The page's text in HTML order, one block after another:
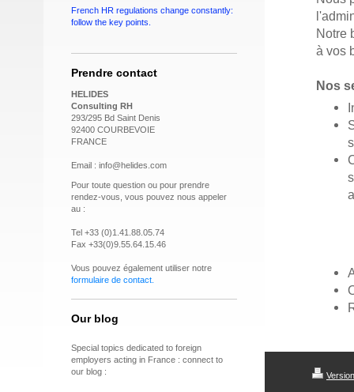
French HR regulations change constantly:
follow the key points.
Prendre contact
HELIDES
Consulting RH
293/295 Bd Saint Denis
92400 COURBEVOIE
FRANCE
Email : info@helides.com
Pour toute question ou pour prendre
rendez-vous, vous pouvez nous appeler
au :
Tel +33 (0)1.41.88.05.74
Fax +33(0)9.55.64.15.46
Vous pouvez également utiliser notre
formulaire de contact
Our blog
Special topics dedicated to foreign
employers acting in France : connect to
our blog :
Notre
à vos
Nos